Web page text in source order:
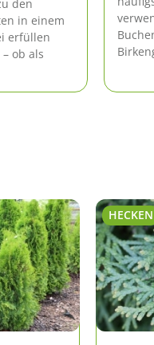
den
in einem
erfüllen
ob als
sich auch
HECKEN